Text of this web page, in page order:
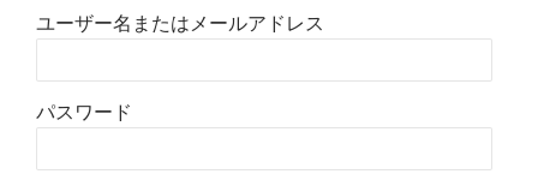
ユーザー名またはメールアドレス
パスワード